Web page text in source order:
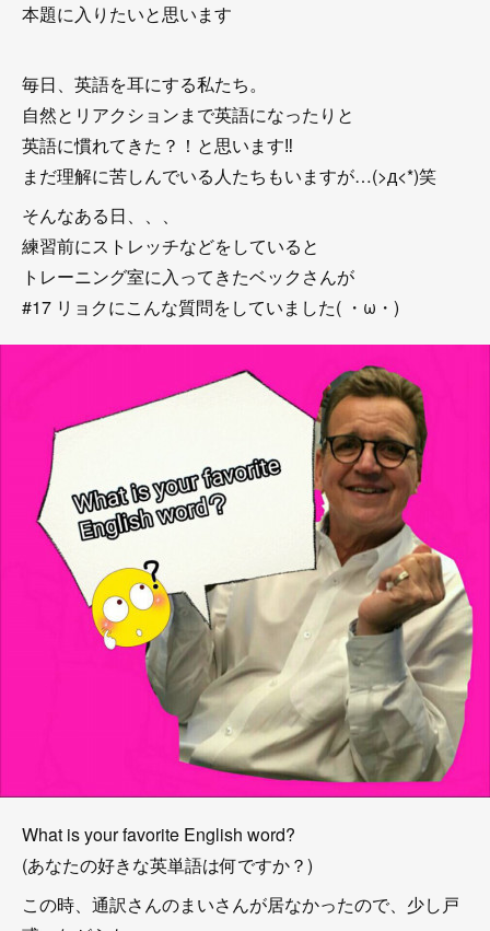
本題に入りたいと思います
毎日、英語を耳にする私たち。
自然とリアクションまで英語になったりと
英語に慣れてきた？！と思います‼
まだ理解に苦しんでいる人たちもいますが…(>д<*)笑
そんなある日、、、
練習前にストレッチなどをしていると
トレーニング室に入ってきたベックさんが
#17 リョクにこんな質問をしていました( ・ω・)
What is your favorite English word?
(あなたの好きな英単語は何ですか？)
この時、通訳さんのまいさんが居なかったので、少し戸